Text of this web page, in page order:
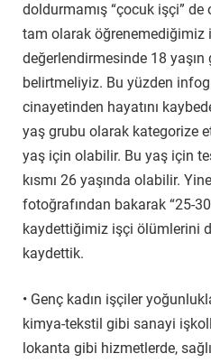
doldurmamış “çocuk işçi”
tam olarak öğrenemediğimiz
değerlendirmesinde 18
belirtmeliyiz. Bu yüzden
cinayetinden hayatını
yaş grubu olarak kategorize
yaş için olabilir. Bu yaş için
kısmı 26 yaşında olabilir.
fotoğrafından bakarak “25-
kaydettiğimiz işçi ölümlerini
kaydettik.
• Genç kadın işçiler
kimya-tekstil gibi sanayi
lokanta gibi hizmetlerde,